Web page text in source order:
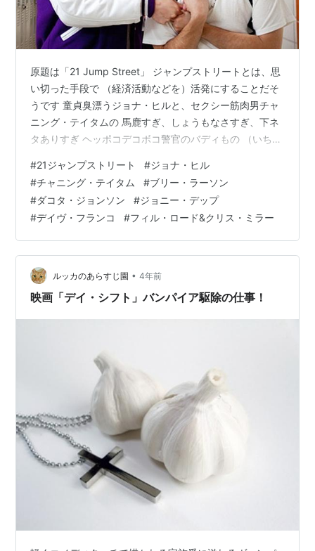
原題は「21 Jump Street」 ジャンプストリートとは、思
い切った手段で （経済活動などを）活発にすることだそ
うです 童貞臭漂うジョナ・ヒルと、セクシー筋肉男チャ
ニング・テイタムの 馬鹿すぎ、しょうもなさすぎ、下ネ
タありすぎ ヘッポコデコボコ警官のバディもの （いちい
ダでは公開初日からヒットしまくり ハイ・スクール/コメ
ディ映画として 歴代トップの興行収入を記録したそうで
す このての作品としては、評価も高い （続編はさらに評
価が高いらしい） 脇役も豪華で ヒロインの女子高生モリ
ーを演じるの のちにオスカー女優となるブリー・ラーソ
ン …
#21ジャンプストリート #ジョナ・ヒル
#チャニング・テイタム #ブリー・ラーソン
#ダコタ・ジョンソン #ジョニー・デップ
#デイヴ・フランコ #フィル・ロード&クリス・ミラー
ルッカのあらすじ園 • 4年前
映画「デイ・シフト」バンパイア駆除の仕事！